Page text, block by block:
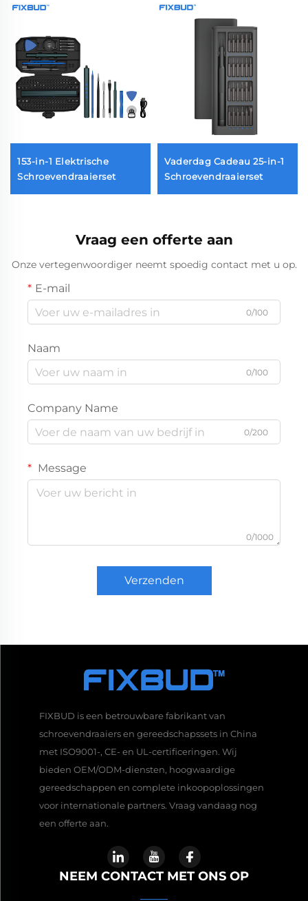
153-in-1 Elektrische
Schroevendraaierset
Vaderdag Cadeau 25-in-1
Schroevendraaierset
Vraag een offerte aan
Onze vertegenwoordiger neemt spoedig contact met u op.
E-mail
0/100
Naam
0/100
Company Name
0/200
Message
0/1000
Verzenden
FIXBUD is een betrouwbare fabrikant van
schroevendraaiers en gereedschapssets in China
met ISO9001-, CE- en UL-certificeringen. Wij
bieden OEM/ODM-diensten, hoogwaardige
gereedschappen en complete inkoopoplossingen
voor internationale partners. Vraag vandaag nog
een offerte aan.
NEEM CONTACT MET ONS OP